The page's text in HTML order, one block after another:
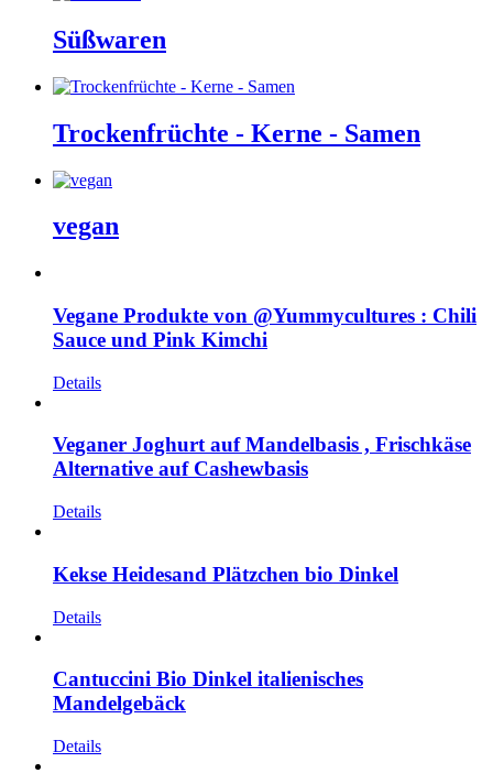
Süßwaren
Trockenfrüchte - Kerne - Samen
vegan
Vegane Produkte von @Yummycultures : Chili
Sauce und Pink Kimchi
Details
Veganer Joghurt auf Mandelbasis , Frischkäse
Alternative auf Cashewbasis
Details
Kekse Heidesand Plätzchen bio Dinkel
Details
Cantuccini Bio Dinkel italienisches
Mandelgebäck
Details